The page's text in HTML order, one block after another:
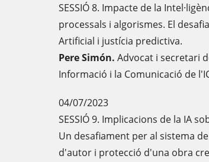
SESSIÓ 8. Impacte de la
processals i algorismes. El
Artificial i justícia predictiva.
Pere Simón. Advocat i secretari
Informació i la Comunicació de
04/07/2023
SESSIÓ 9. Implicacions de la IA
Un desafiament per al sistema de
d'autor i protecció d'una obra